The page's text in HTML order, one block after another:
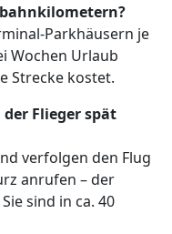
Parkhäusern je
Wochen Urlaub
Strecke kostet.
Flieger spät
verfolgen den Flug
anrufen – der
sind in ca. 40